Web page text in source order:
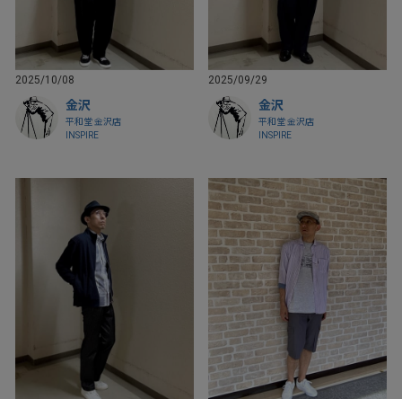
2025/10/08
金沢
平和堂 金沢店
INSPIRE
2025/09/29
金沢
平和堂 金沢店
INSPIRE